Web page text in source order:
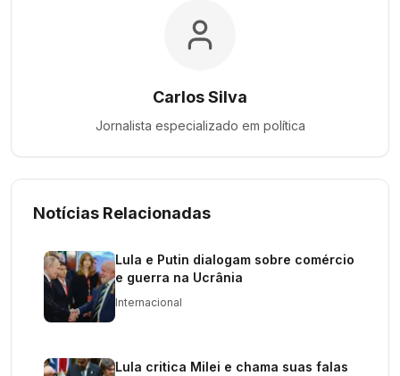
Carlos Silva
Jornalista especializado em política
Notícias Relacionadas
Lula e Putin dialogam sobre comércio
e guerra na Ucrânia
Internacional
Lula critica Milei e chama suas falas